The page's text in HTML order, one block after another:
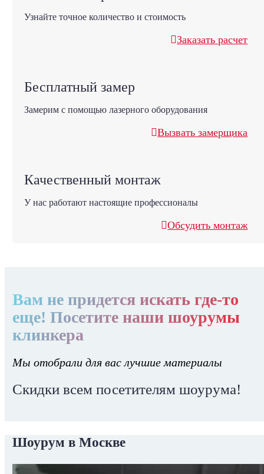
Узнайте точное количество и стоимость
Заказать расчет
Бесплатный замер
Замерим с помощью лазерного оборудования
Вызвать замерщика
Качественный монтаж
У нас работают настоящие профессионалы
Обсудить монтаж
Вам не придется искать где-то
еще! Посетите наши шоурумы
клинкера
Мы отобрали для вас лучшие материалы
Скидки всем посетителям шоурума!
Шоурум в Москве